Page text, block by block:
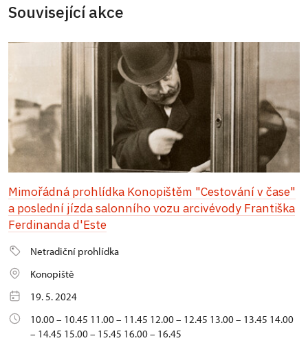
Související akce
Mimořádná prohlídka Konopištěm "Cestování v čase"
a poslední jízda salonního vozu arcivévody Františka
Ferdinanda d'Este
Netradiční prohlídka
Konopiště
19. 5. 2024
10.00 – 10.45 11.00 – 11.45 12.00 – 12.45 13.00 – 13.45 14.00
– 14.45 15.00 – 15.45 16.00 – 16.45